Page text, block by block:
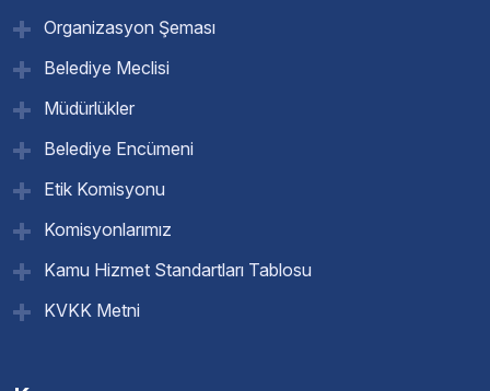
Organizasyon Şeması
Belediye Meclisi
Müdürlükler
Belediye Encümeni
Etik Komisyonu
Komisyonlarımız
Kamu Hizmet Standartları Tablosu
KVKK Metni